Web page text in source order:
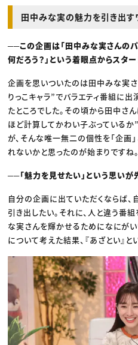
田中みな実の魅力を引き出す
──この企画は「田中みな実さんの
何だろう？」という着眼点からスター
企画を思いついたのは田中みな実
りっこキャラ”でバラエティ番組に
たところでした。その頃から田中さ
ほど計算してかわい子ぶっているか
が、そんな唯一無二の個性を「企画
れないかと思ったのが始まりですね。
──「魅力を見せたい」という思いが
自分の企画に出ていただくならば
引き出したい。それに、人と違う番
な実さんを輝かせるためになにがい
について考えた結果、『あざとい』と